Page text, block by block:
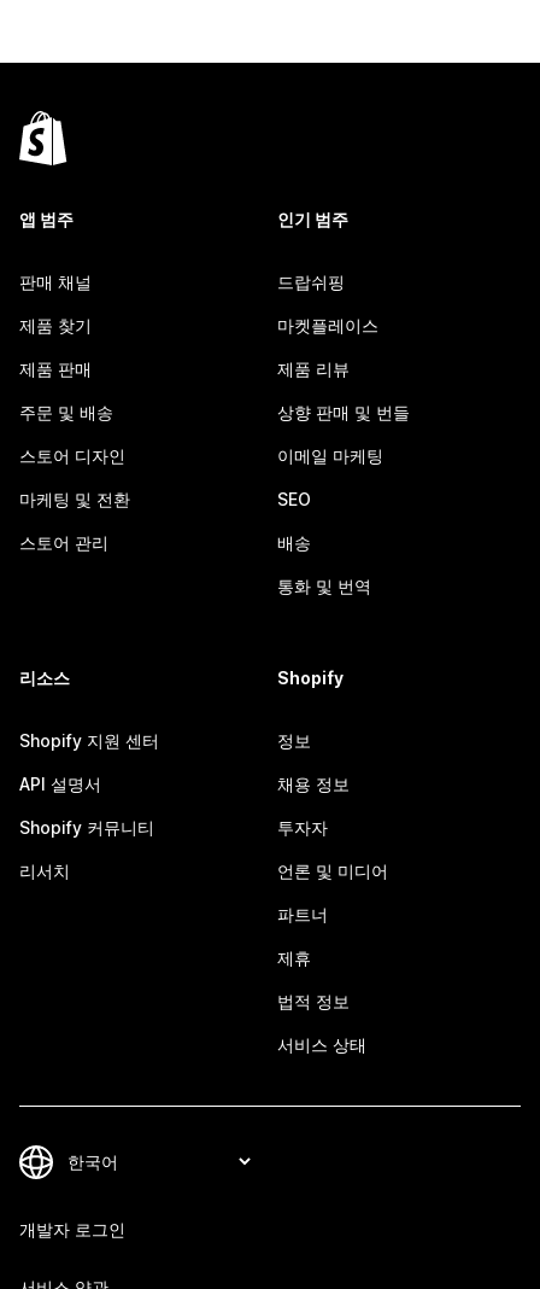
앱 범주
판매 채널
제품 찾기
제품 판매
주문 및 배송
스토어 디자인
마케팅 및 전환
스토어 관리
인기 범주
드랍쉬핑
마켓플레이스
제품 리뷰
상향 판매 및 번들
이메일 마케팅
SEO
배송
통화 및 번역
리소스
Shopify 지원 센터
API 설명서
Shopify 커뮤니티
리서치
Shopify
정보
채용 정보
투자자
언론 및 미디어
파트너
제휴
법적 정보
서비스 상태
개발자 로그인